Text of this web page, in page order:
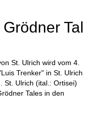
Tal
St. Ulrich wird vom 4.
Trenker" in St. Ulrich
St. Ulrich (ital.: Ortisei)
Tales in den